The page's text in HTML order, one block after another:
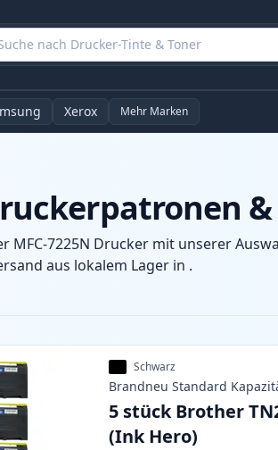
Xerox Mehr Marken
MFC-7225N Drucker mit unserer
aus lokalem Lager in .
Schwarz
Brandneu Standard
5 stück Brother
(Ink Hero)